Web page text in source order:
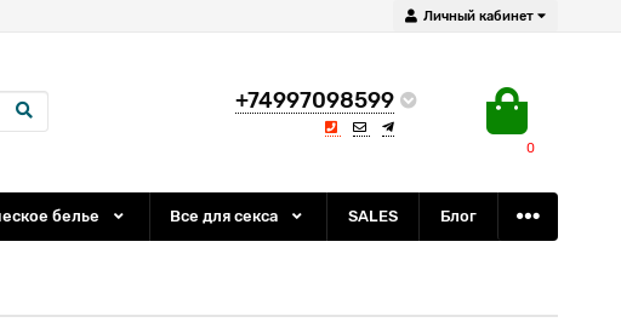
Личный кабинет
+74997098599
0
белье Все для секса SALES Блог